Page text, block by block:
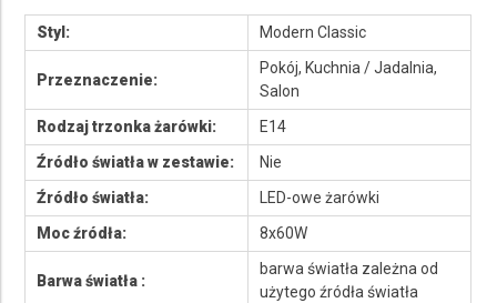
Styl: Modern Classic
Przeznaczenie:
Pokój, Kuchnia / Jadalnia,
Salon
Rodzaj trzonka żarówki:
E14
Źródło światła w zestawie:
Nie
Źródło światła:
LED-owe żarówki
Moc źródła:
8x60W
Barwa światła :
barwa światła zależna od
użytego źródła światła